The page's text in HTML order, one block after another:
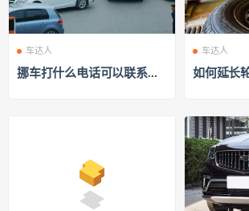
车达人
挪车打什么电话可以联系到
车达人
如何延长